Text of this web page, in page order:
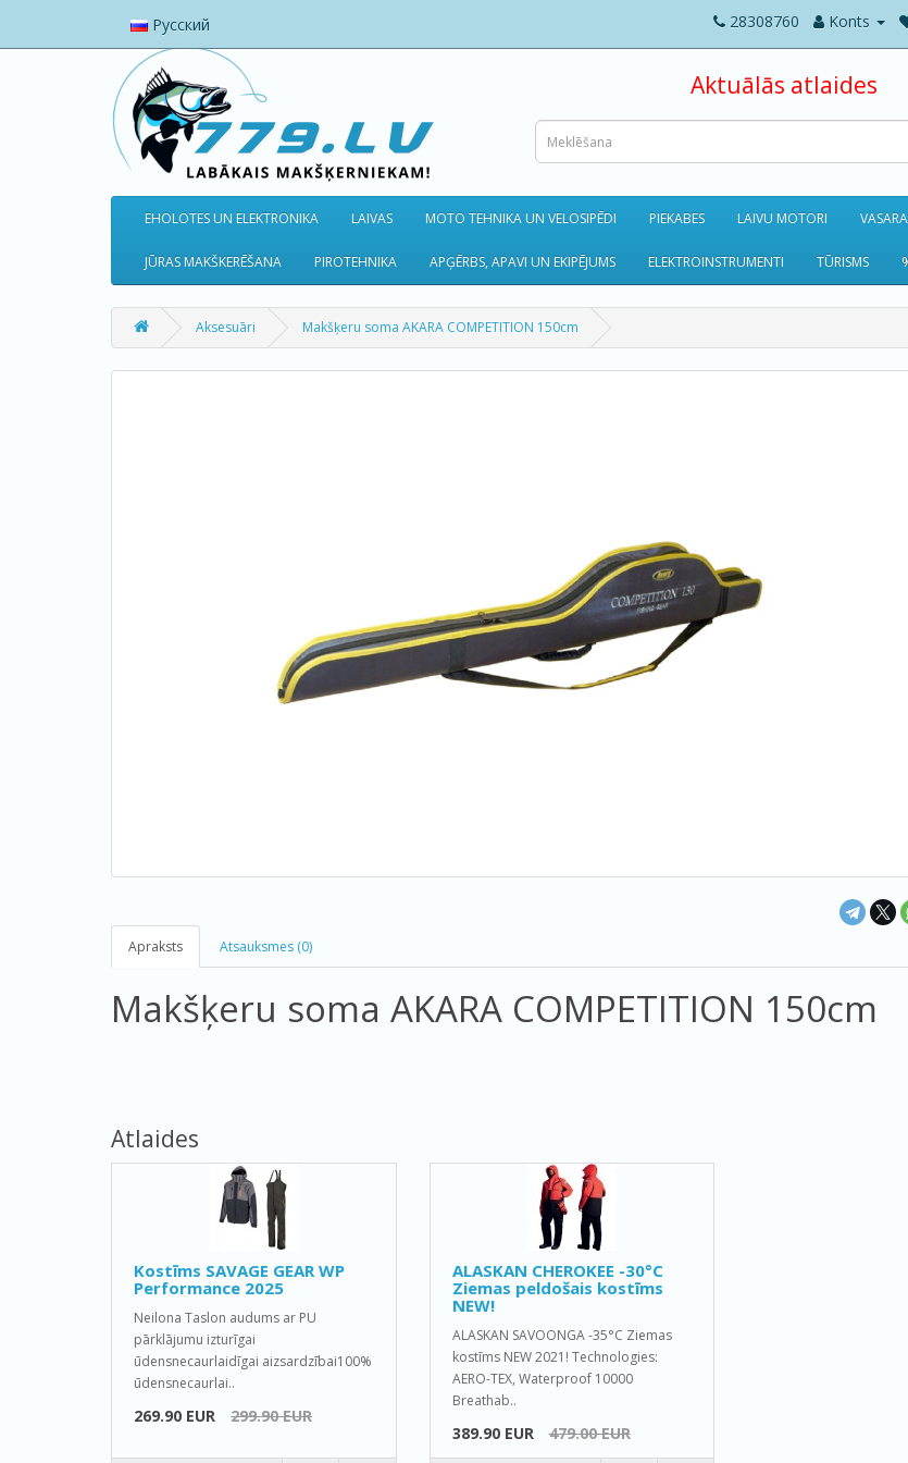
Русский 28308760 Konts
Aktuālās atlaides
EHOLOTES UN ELEKTRONIKA LAIVAS MOTO TEHNIKA UN VELOSIPĒDI PIEKABES LAIVU MOTORI
JŪRAS MAKŠKERĒŠANA PIROTEHNIKA APĢĒRBS, APAVI UN EKIPĒJUMS ELEKTROINSTRUMENTI TŪRISMS
Aksesuāri Makšķeru soma AKARA COMPETITION 150cm
Apraksts Atsauksmes (0)
Makšķeru soma AKARA COMPETITION 150cm
Atlaides
Kostīms SAVAGE GEAR WP
Performance 2025
Neilona Taslon audums ar PU
pārklājumu izturīgai
ūdensnecaurlaidīgai aizsardzībai100%
ūdensnecaurlai..
269.90 EUR 299.90 EUR
ALASKAN CHEROKEE -30°C
Ziemas peldošais kostīms
NEW!
ALASKAN SAVOONGA -35°C Ziemas
kostīms NEW 2021! Technologies:
AERO-TEX, Waterproof 10000
Breathab..
389.90 EUR 479.00 EUR